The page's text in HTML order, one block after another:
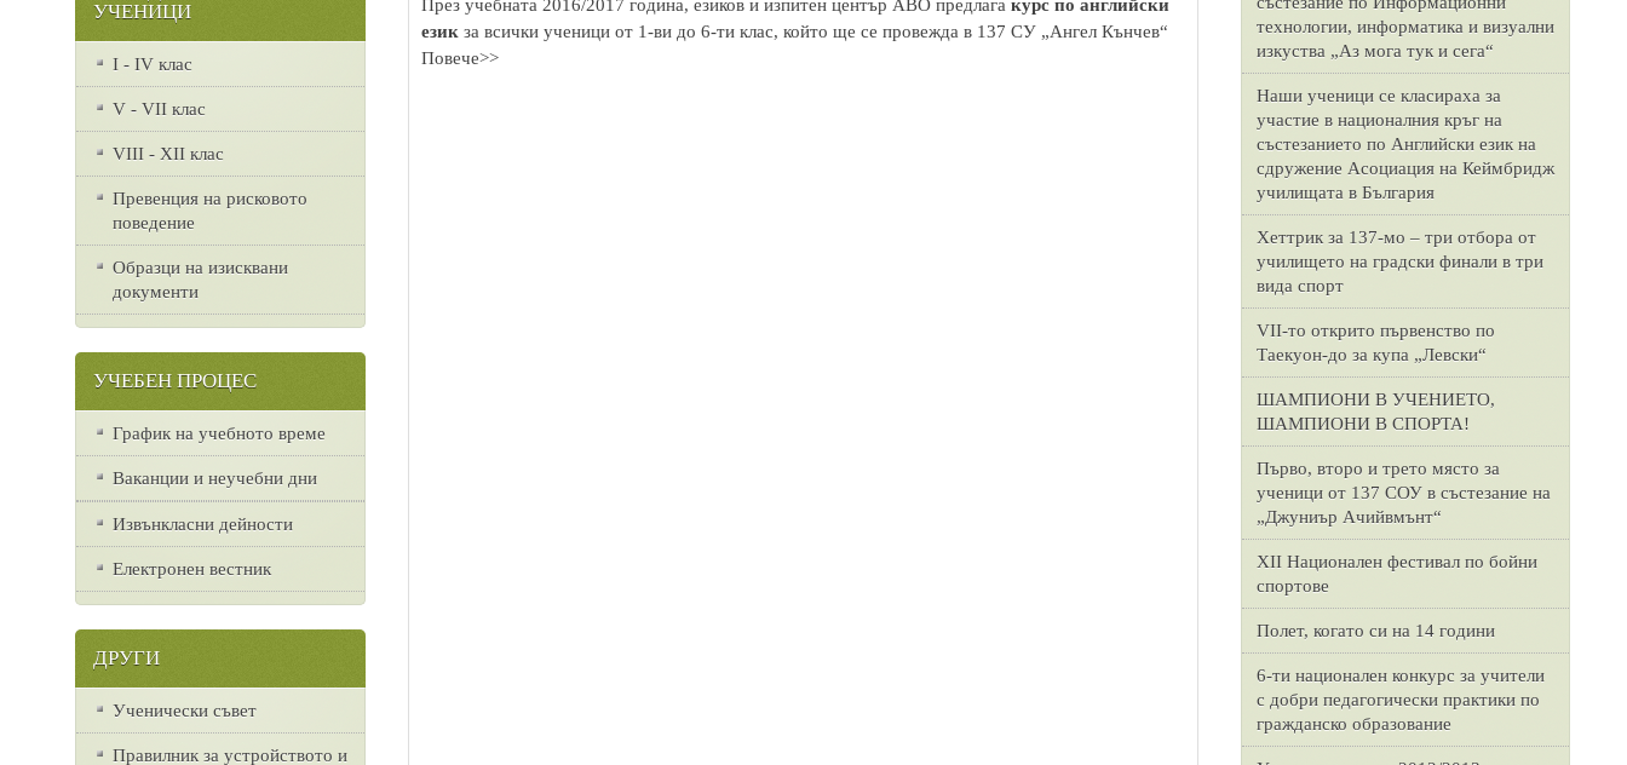
език за всички ученици от 1-ви до 6-ти клас, който ще се провежда в 137 СУ „Ангел Кънчев“
Повече>>
УЧЕНИЦИ
I - IV клас
V - VII клас
VІІІ - ХІІ клас
Превенция на рисковото
поведение
Образци на изисквани
документи
УЧЕБЕН ПРОЦЕС
График на учебното време
Ваканции и неучебни дни
Извънкласни дейности
Електронен вестник
ДРУГИ
Ученически съвет
Правилник за устройството и
технологии, информатика и визуални
изкуства „Аз мога тук и сега“
Наши ученици се класираха за
участие в националния кръг на
състезанието по Английски език на
сдружение Асоциация на Кеймбридж
училищата в България
Хеттрик за 137-мо – три отбора от
училището на градски финали в три
вида спорт
VII-то открито първенство по
Таекуон-до за купа „Левски“
ШАМПИОНИ В УЧЕНИЕТО,
ШАМПИОНИ В СПОРТА!
Първо, второ и трето място за
ученици от 137 СОУ в състезание на
„Джуниър Ачийвмънт“
XII Национален фестивал по бойни
спортове
Полет, когато си на 14 години
6-ти национален конкурс за учители
с добри педагогически практики по
гражданско образование